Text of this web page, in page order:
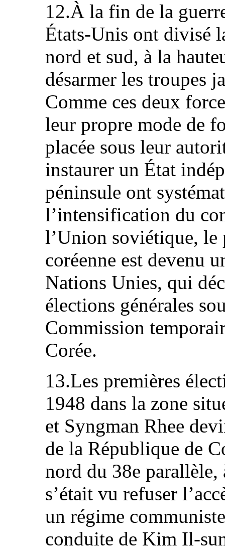
12.À la fin de la
États-Unis ont divisé
nord et sud, à la
désarmer les troupes
Comme ces deux
leur propre mode de
placée sous leur
instaurer un État
péninsule ont
l’intensification du
l’Union soviétique, le
coréenne est devenu
Nations Unies, qui
élections générales
Commission
Corée.
13.Les premières
1948 dans la zone
et Syngman Rhee
de la République de
nord du 38e
s’était vu refuser
un régime
conduite de Kim Il-